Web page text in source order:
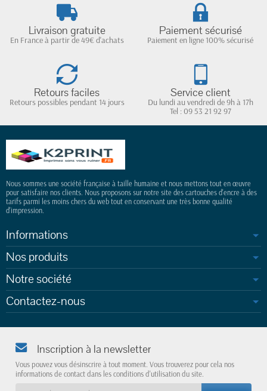
Livraison gratuite
En France à partir de 49€ d'achats
Paiement sécurisé
Paiement en ligne 100% sécurisé
Retours faciles
Retours possibles pendant 14 jours
Service client
Du lundi au vendredi de 9h à 17h
Tel : 09 53 21 92 97
Nous sommes une société française à taille humaine et nous mettons tout en œuvre
pour satisfaire nos clients. Nous proposons sur notre site des cartouches d'encre à des
tarifs parmi les moins chers du web tout en conservant une très bonne qualité
d'impression.
Informations
Nos produits
Notre société
Contactez-nous
Inscription à la newsletter
Vous pouvez vous désinscrire à tout moment. Vous trouverez pour cela nos
informations de contact dans les conditions d'utilisation du site.